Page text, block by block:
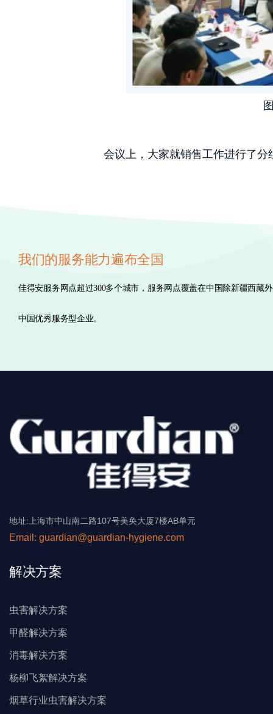
会议上，大家就销售工作进行了分
我们的服务能力遍布全国
佳得安服务网点超过300多个城市，服务网点覆盖在中国除新疆西藏
中国优秀服务型企业。
地址:上海市中山南二路107号美奂大厦7楼AB单元
Email: guardian@guardian-hygiene.com
解决方案
虫害解决方案
甲醛解决方案
消毒解决方案
杨柳飞絮解决方案
烟草行业虫害解决方案